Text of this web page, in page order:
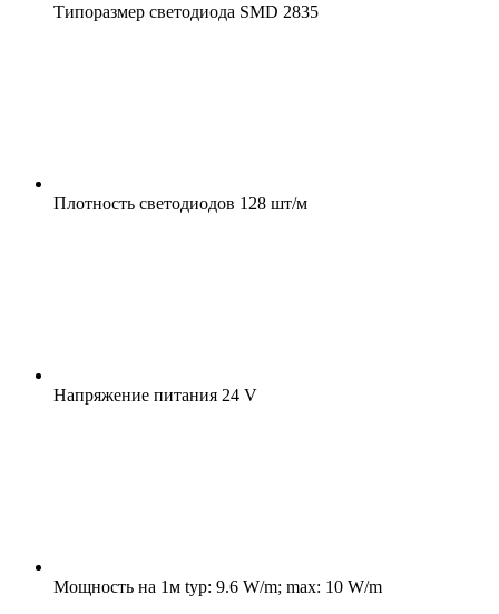
Типоразмер светодиода SMD 2835
Плотность светодиодов 128 шт/м
Напряжение питания 24 V
Мощность на 1м typ: 9.6 W/m; max: 10 W/m